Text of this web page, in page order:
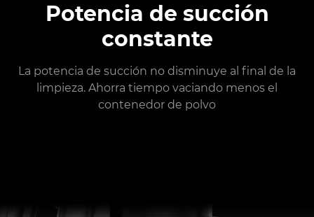
Potencia de succión
constante
La potencia de succión no disminuye al final de la
limpieza. Ahorra tiempo vaciando menos el
contenedor de polvo